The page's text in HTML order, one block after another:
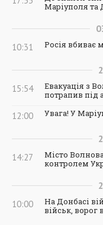
Маріуполя та
10:31 Росія
15:54
Евакуація з
потрапив під
12:00 Увага! У
14:27
Місто
контролем
10:00
На Донбасі
військ, ворог